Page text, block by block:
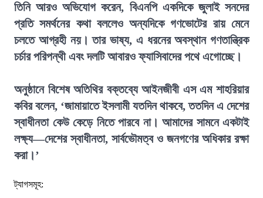
তিনি আরও অভিযোগ করেন, বিএনপি একদিকে জুলাই সনদের
প্রতি সমর্থনের কথা বললেও অন্যদিকে গণভোটের রায় মেনে
চলতে আগ্রহী নয়। তার ভাষ্য, এ ধরনের অবস্থান গণতান্ত্রিক
চর্চার পরিপন্থী এবং দলটি আবারও ফ্যাসিবাদের পথে এগোচ্ছে।
অনুষ্ঠানে বিশেষ অতিথির বক্তব্যে আইনজীবী এস এম শাহরিয়ার
কবির বলেন, ‘জামায়াতে ইসলামী যতদিন থাকবে, ততদিন এ দেশের
স্বাধীনতা কেউ কেড়ে নিতে পারবে না। আমাদের সামনে একটাই
লক্ষ্য—দেশের স্বাধীনতা, সার্বভৌমত্ব ও জনগণের অধিকার রক্ষা
করা।’
ট্যাগসমূহ: